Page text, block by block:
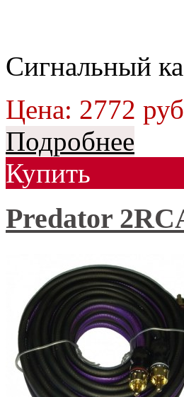
Сигнальный
Цена: 2772
Подробнее
Купить
Predator